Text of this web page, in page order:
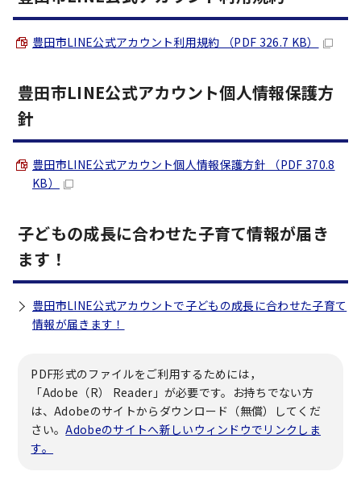
豊田市LINE公式アカウント利用規約 （PDF 326.7 KB）
豊田市LINE公式アカウント個人情報保護方
針
豊田市LINE公式アカウント個人情報保護方針 （PDF 370.8
KB）
子どもの成長に合わせた子育て情報が届き
ます！
豊田市LINE公式アカウントで子どもの成長に合わせた子育て
情報が届きます！
PDF形式のファイルをご利用するためには，
「Adobe（R） Reader」が必要です。お持ちでない方
は、Adobeのサイトからダウンロード（無償）してくだ
さい。Adobeのサイトへ新しいウィンドウでリンクしま
す。